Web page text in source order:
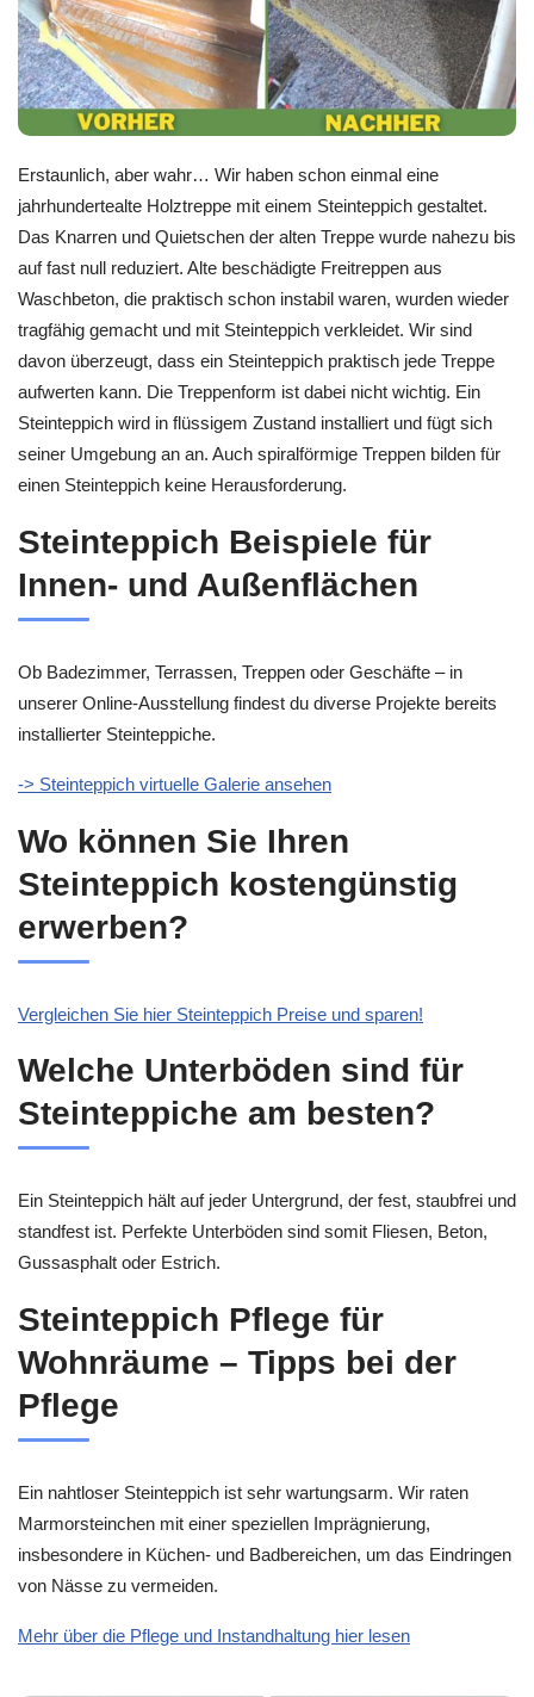
Erstaunlich, aber wahr… Wir haben schon einmal eine
jahrhundertealte Holztreppe mit einem Steinteppich gestaltet.
Das Knarren und Quietschen der alten Treppe wurde nahezu bis
auf fast null reduziert. Alte beschädigte Freitreppen aus
Waschbeton, die praktisch schon instabil waren, wurden wieder
tragfähig gemacht und mit Steinteppich verkleidet. Wir sind
davon überzeugt, dass ein Steinteppich praktisch jede Treppe
aufwerten kann. Die Treppenform ist dabei nicht wichtig. Ein
Steinteppich wird in flüssigem Zustand installiert und fügt sich
seiner Umgebung an an. Auch spiralförmige Treppen bilden für
einen Steinteppich keine Herausforderung.
Steinteppich Beispiele für
Innen- und Außenflächen
Ob Badezimmer, Terrassen, Treppen oder Geschäfte – in
unserer Online-Ausstellung findest du diverse Projekte bereits
installierter Steinteppiche.
-> Steinteppich virtuelle Galerie ansehen
Wo können Sie Ihren
Steinteppich kostengünstig
erwerben?
Vergleichen Sie hier Steinteppich Preise und sparen!
Welche Unterböden sind für
Steinteppiche am besten?
Ein Steinteppich hält auf jeder Untergrund, der fest, staubfrei und
standfest ist. Perfekte Unterböden sind somit Fliesen, Beton,
Gussasphalt oder Estrich.
Steinteppich Pflege für
Wohnräume – Tipps bei der
Pflege
Ein nahtloser Steinteppich ist sehr wartungsarm. Wir raten
Marmorsteinchen mit einer speziellen Imprägnierung,
insbesondere in Küchen- und Badbereichen, um das Eindringen
von Nässe zu vermeiden.
Mehr über die Pflege und Instandhaltung hier lesen